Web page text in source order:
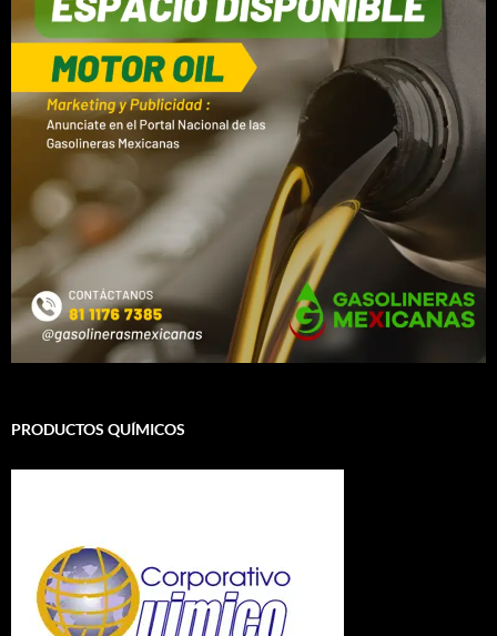
PRODUCTOS QUÍMICOS